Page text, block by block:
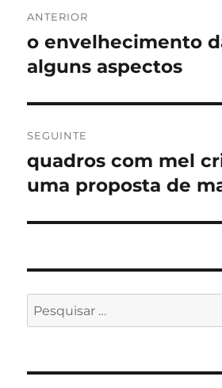
de
artigos
ANTERIOR
Artigo
anterior:
o envelhecimento
alguns aspectos
SEGUINTE
Artigo
seguinte:
quadros com mel
uma proposta de
Pesquisar
por: